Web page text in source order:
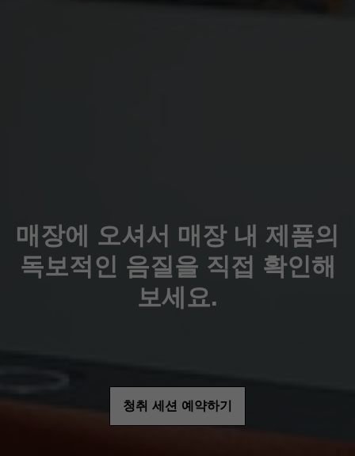
매장에 오셔서 매장 내 제품의
독보적인 음질을 직접 확인해
보세요.
청취 세션 예약하기